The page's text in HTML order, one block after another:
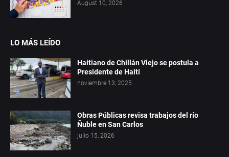
August 10, 2026
LO MÁS LEÍDO
Haitiano de Chillán Viejo se postula a
Presidente de Haití
noviembre 13, 2025
Obras Públicas revisa trabajos del río
Ñuble en San Carlos
julio 15, 2026